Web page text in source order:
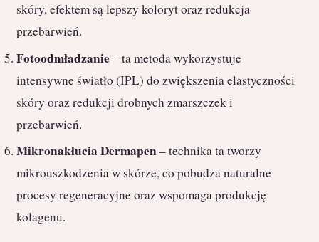
skóry, efektem są lepszy koloryt oraz redukcja
przebarwień.
Fotoodmładzanie– ta metoda wykorzystuje
intensywne światło (IPL) do zwiększenia elastyczności
skóry oraz redukcji drobnych zmarszczek i
przebarwień.
Mikronakłucia Dermapen– technika ta tworzy
mikrouszkodzenia w skórze, co pobudza naturalne
procesy regeneracyjne oraz wspomaga produkcję
kolagenu.